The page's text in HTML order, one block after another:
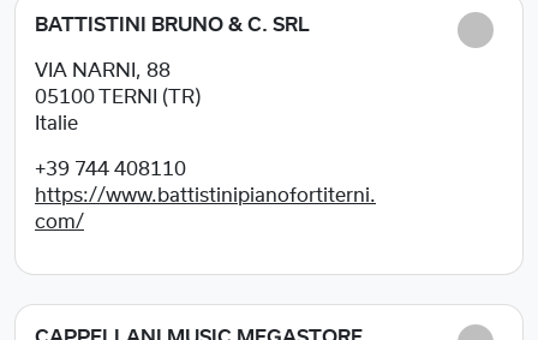
BATTISTINI BRUNO & C. SRL
VIA NARNI, 88
05100
TERNI (TR)
Italie
+39 744 408110
https://www.battistinipianofortiterni.
com/